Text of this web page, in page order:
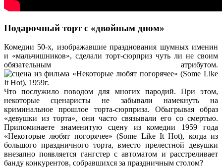
Подарочный торт с «двойным дном»
Комедии 50-х, изображавшие празднования шумных именин
и «мальчишников», сделали торт-сюрприз чуть ли не своим
обязательным атрибутом.
Что послужило поводом для многих пародий. При этом,
некоторые сценаристы не забывали намекнуть на
криминальное прошлое торта-сюрприза. Обыгрывая образ
«девушки из торта», они часто связывали его со смертью.
Припоминаете знаменитую сцену из комедии 1959 года
«Некоторые любят погорячее» (Some Like It Hot), когда из
большого праздничного торта, вместо прелестной девушки
внезапно появляется гангстер с автоматом и расстреливает
банду конкурентов, собравшихся за праздничным столом?